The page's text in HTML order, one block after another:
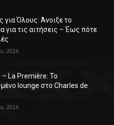
για Όλους: Άνοιξε το
για τις αιτήσεις – Έως πότε
2026
– La Première: Το
lounge στο Charles de
2026